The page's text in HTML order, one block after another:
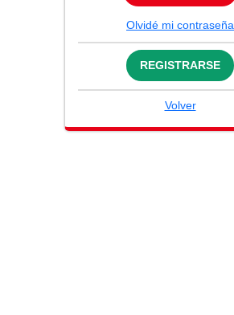
Olvidé mi contraseña
REGISTRARSE
Volver